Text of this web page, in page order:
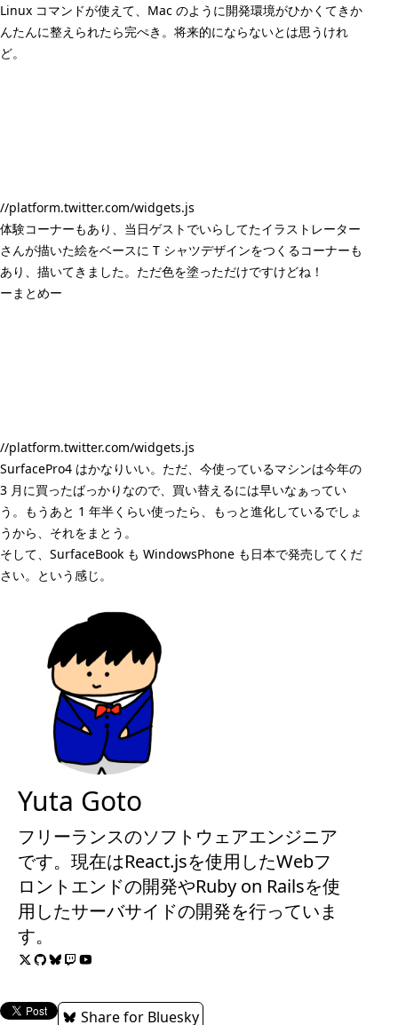
Linux コマンドが使えて、Mac のように開発環境がひかくてきか
んたんに整えられたら完ぺき。将来的にならないとは思うけれ
ど。
//platform.twitter.com/widgets.js
体験コーナーもあり、当日ゲストでいらしてたイラストレーター
さんが描いた絵をベースに T シャツデザインをつくるコーナーも
あり、描いてきました。ただ色を塗っただけですけどね！
ーまとめー
//platform.twitter.com/widgets.js
SurfacePro4 はかなりいい。ただ、今使っているマシンは今年の
3 月に買ったばっかりなので、買い替えるには早いなぁってい
う。もうあと 1 年半くらい使ったら、もっと進化しているでしょ
うから、それをまとう。
そして、SurfaceBook も WindowsPhone も日本で発売してくだ
さい。という感じ。
Yuta Goto
フリーランスのソフトウェアエンジニア
です。現在はReact.jsを使用したWebフ
ロントエンドの開発やRuby on Railsを使
用したサーバサイドの開発を行っていま
す。
Share for Bluesky